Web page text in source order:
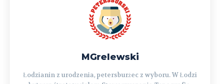
MGrelewski
Łodzianin z urodzenia, petersburżec z wyboru. W Łodzi